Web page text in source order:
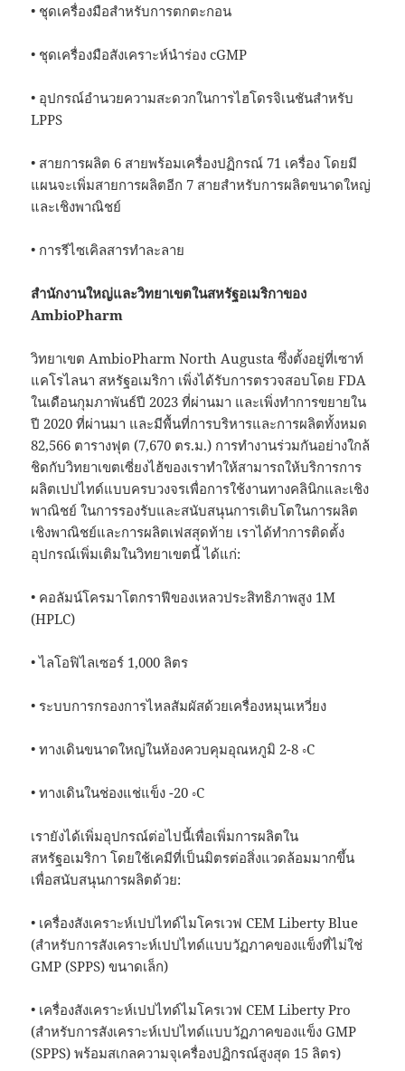
• ชุดเครื่องมือสำหรับการตกตะกอน
• ชุดเครื่องมือสังเคราะห์นำร่อง cGMP
• อุปกรณ์อำนวยความสะดวกในการไฮโดรจิเนชันสำหรับ
LPPS
• สายการผลิต 6 สายพร้อมเครื่องปฏิกรณ์ 71 เครื่อง โดยมี
แผนจะเพิ่มสายการผลิตอีก 7 สายสำหรับการผลิตขนาดใหญ่
และเชิงพาณิชย์
• การรีไซเคิลสารทำละลาย
สำนักงานใหญ่และวิทยาเขตในสหรัฐอเมริกาของ
AmbioPharm
วิทยาเขต AmbioPharm North Augusta ซึ่งตั้งอยู่ที่เซาท์
แคโรไลนา สหรัฐอเมริกา เพิ่งได้รับการตรวจสอบโดย FDA
ในเดือนกุมภาพันธ์ปี 2023 ที่ผ่านมา และเพิ่งทำการขยายใน
ปี 2020 ที่ผ่านมา และมีพื้นที่การบริหารและการผลิตทั้งหมด
82,566 ตารางฟุต (7,670 ตร.ม.) การทำงานร่วมกันอย่างใกล้
ชิดกับวิทยาเขตเซี่ยงไฮ้ของเราทำให้สามารถให้บริการการ
ผลิตเปปไทด์แบบครบวงจรเพื่อการใช้งานทางคลินิกและเชิง
พาณิชย์ ในการรองรับและสนับสนุนการเติบโตในการผลิต
เชิงพาณิชย์และการผลิตเฟสสุดท้าย เราได้ทำการติดตั้ง
อุปกรณ์เพิ่มเติมในวิทยาเขตนี้ ได้แก่:
• คอลัมน์โครมาโตกราฟีของเหลวประสิทธิภาพสูง 1M
(HPLC)
• ไลโอฟิไลเซอร์ 1,000 ลิตร
• ระบบการกรองการไหลสัมผัสด้วยเครื่องหมุนเหวี่ยง
• ทางเดินขนาดใหญ่ในห้องควบคุมอุณหภูมิ 2-8 ◦C
• ทางเดินในช่องแช่แข็ง -20 ◦C
เรายังได้เพิ่มอุปกรณ์ต่อไปนี้เพื่อเพิ่มการผลิตใน
สหรัฐอเมริกา โดยใช้เคมีที่เป็นมิตรต่อสิ่งแวดล้อมมากขึ้น
เพื่อสนับสนุนการผลิตด้วย:
• เครื่องสังเคราะห์เปปไทด์ไมโครเวฟ CEM Liberty Blue
(สำหรับการสังเคราะห์เปปไทด์แบบวัฏภาคของแข็งที่ไม่ใช่
GMP (SPPS) ขนาดเล็ก)
• เครื่องสังเคราะห์เปปไทด์ไมโครเวฟ CEM Liberty Pro
(สำหรับการสังเคราะห์เปปไทด์แบบวัฏภาคของแข็ง GMP
(SPPS) พร้อมสเกลความจุเครื่องปฏิกรณ์สูงสุด 15 ลิตร)